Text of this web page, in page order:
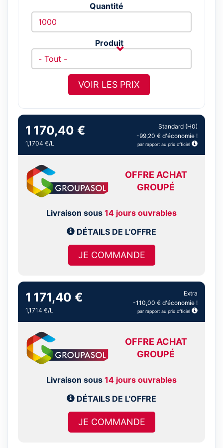
Quantité
Produit
VOIR LES PRIX
1 170,40 €
1,1704 €/L
Standard (H0)
-99,20 € d'économie !
par rapport au prix officiel
OFFRE ACHAT
GROUPÉ
Livraison sous 14 jours ouvrables
DÉTAILS DE L'OFFRE
JE COMMANDE
1 171,40 €
1,1714 €/L
Extra
-110,00 € d'économie !
par rapport au prix officiel
OFFRE ACHAT
GROUPÉ
Livraison sous 14 jours ouvrables
DÉTAILS DE L'OFFRE
JE COMMANDE